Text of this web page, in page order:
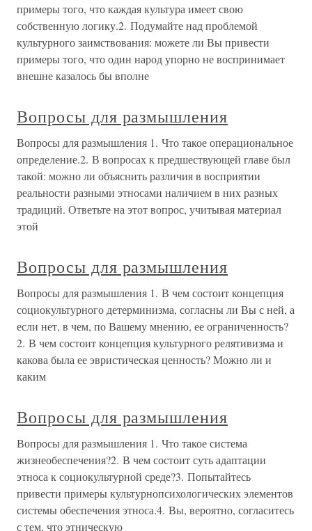
примеры того, что каждая культура имеет свою
собственную логику.2. Подумайте над проблемой
культурного заимствования: можете ли Вы привести
примеры того, что один народ упорно не воспринимает
внешне казалось бы вполне
Вопросы для размышления
Вопросы для размышления 1. Что такое операциональное
определение.2. В вопросах к предшествующей главе был
такой: можно ли объяснить различия в восприятии
реальности разными этносами наличием в них разных
традиций. Ответьте на этот вопрос, учитывая материал
этой
Вопросы для размышления
Вопросы для размышления 1. В чем состоит концепция
социокультурного детерминизма, согласны ли Вы с ней, а
если нет, в чем, по Вашему мнению, ее ограниченность?
2. В чем состоит концепция культурного релятивизма и
какова была ее эвристическая ценность? Можно ли и
каким
Вопросы для размышления
Вопросы для размышления 1. Что такое система
жизнеобеспечения?2. В чем состоит суть адаптации
этноса к социокультурной среде?3. Попытайтесь
привести примеры культурнопсихологических элементов
системы обеспечения этноса.4. Вы, вероятно, согласитесь
с тем, что этническую